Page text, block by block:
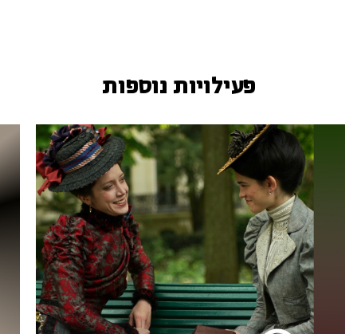
פעילויות נוספות